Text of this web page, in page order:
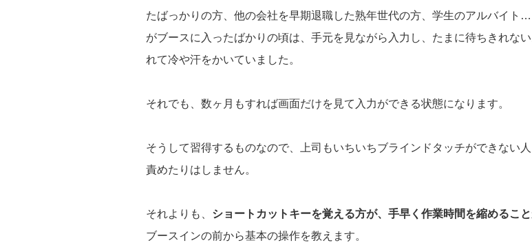
たばっかりの方、他の会社を早期退職した熟年世代の方、学生のアルバイト
がブースに入ったばかりの頃は、手元を見ながら入力し、たまに待ちきれな
れて冷や汗をかいていました。
それでも、数ヶ月もすれば画面だけを見て入力ができる状態になります。
そうして習得するものなので、上司もいちいちブラインドタッチができない
責めたりはしません。
それよりも、 ショートカットキーを覚える方が、手早く作業時間を縮めるこ
ブースインの前から基本の操作を教えます。